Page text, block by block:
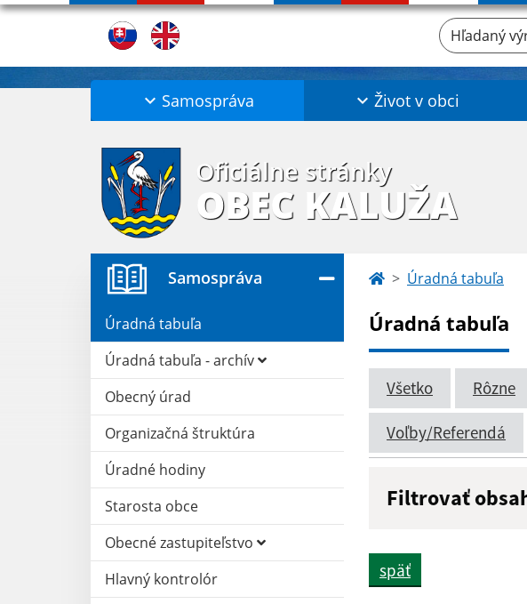
Hľadaný
Samospráva Život v obci
Oficiálne stránky
OBEC KALUŽA
Samospráva
Úradná tabuľa
Úradná tabuľa - archív
Obecný úrad
Organizačná štruktúra
Úradné hodiny
Starosta obce
Obecné zastupiteľstvo
Hlavný kontrolór
Úradná tabuľa
Úradná tabuľa
Všetko Rôzne
Voľby/Referendá
Filtrovať
späť